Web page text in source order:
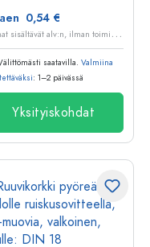
0,54 €
H
innat sisältävät alv:n, ilman toimituskuluja
saatavilla. Valmiina
: 1–2 päivässä
Yksityiskohdat